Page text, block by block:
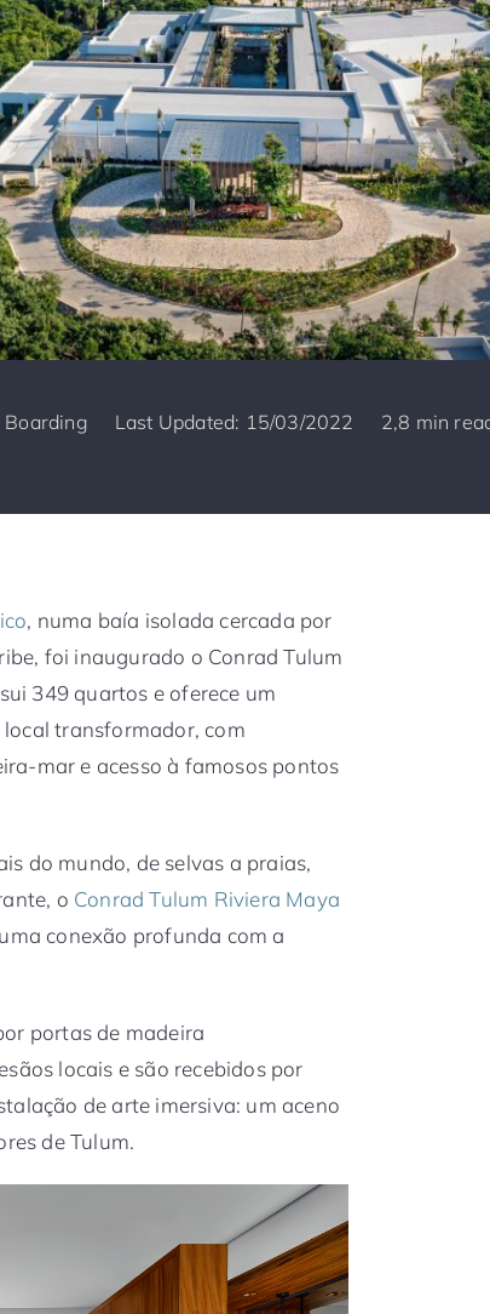
Last Updated: 15/03/2022 2,8 min
, numa baía isolada cercada por
foi inaugurado o Conrad Tulum
349 quartos e oferece um
transformador, com
mar e acesso à famosos pontos
do mundo, de selvas a praias,
o Conrad Tulum Riviera Maya
conexão profunda com a
portas de madeira
locais e são recebidos por
de arte imersiva: um aceno
de Tulum.